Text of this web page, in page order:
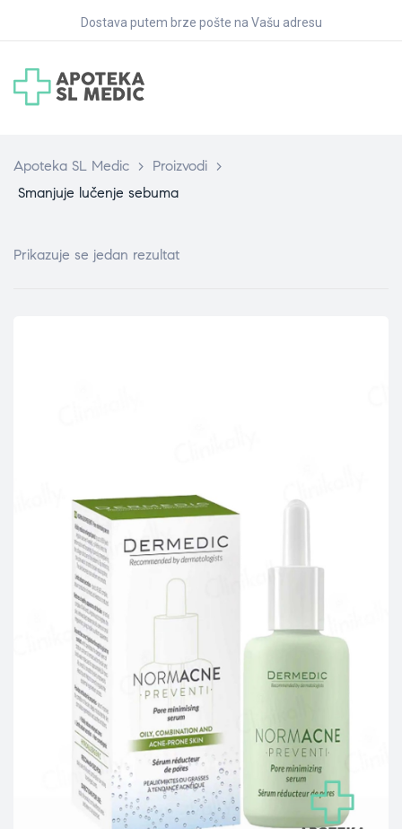
Dostava putem brze pošte na Vašu adresu
Apoteka SL Medic > Proizvodi >
Smanjuje lučenje sebuma
Prikazuje se jedan rezultat